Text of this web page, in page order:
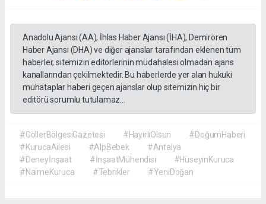
Anadolu Ajansı (AA), İhlas Haber Ajansı (İHA), Demirören
Haber Ajansı (DHA) ve diğer ajanslar tarafından eklenen tüm
haberler, sitemizin editörlerinin müdahalesi olmadan ajans
kanallarından çekilmektedir. Bu haberlerde yer alan hukuki
muhataplar haberi geçen ajanslar olup sitemizin hiç bir
editörü sorumlu tutulamaz...
#GöllerBölgesiGazetesi #HayırlıOlsun
#DoğumHaberi
#KurucaAilesi
#AlpBebek
#Antalya
#Deneyİnşaat
#İnşaatMühendisi
#HüseyinKuruca
#NaimeKuruca
#Tebrikler #YeniDoğan